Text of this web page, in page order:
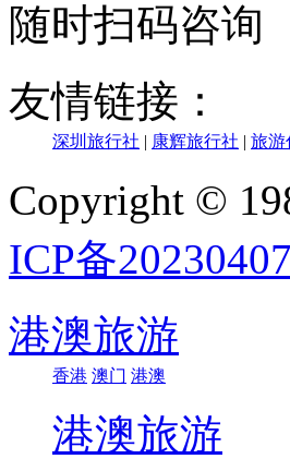
随时扫码咨询
友情链接：
深圳旅行社 | 康辉旅行社 | 旅游
Copyright ©
ICP备
港澳旅游
香港 澳门 港澳
港澳旅游